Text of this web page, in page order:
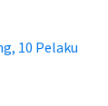
10 Pelaku